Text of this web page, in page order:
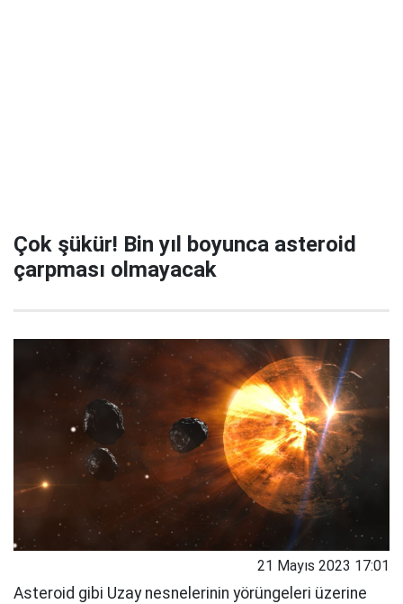
Çok şükür! Bin yıl boyunca asteroid
çarpması olmayacak
21 Mayıs 2023 17:01
Asteroid gibi Uzay nesnelerinin yörüngeleri üzerine